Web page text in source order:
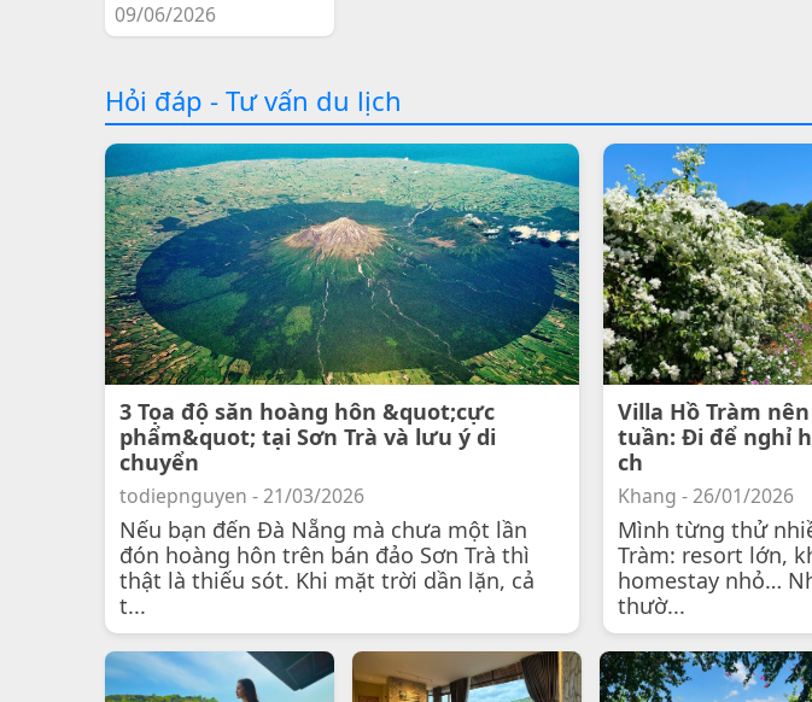
09/06/2026
Hỏi đáp - Tư vấn du lịch
3 Tọa độ săn hoàng hôn &quot;cực
phẩm&quot; tại Sơn Trà và lưu ý di
chuyển
todiepnguyen - 21/03/2026
Nếu bạn đến Đà Nẵng mà chưa một lần
đón hoàng hôn trên bán đảo Sơn Trà thì
thật là thiếu sót. Khi mặt trời dần lặn, cả
t...
Villa Hồ Tràm
tuần: Đi để nghỉ
ch
Khang - 26/01/2026
Mình từng thử
Tràm: resort lớn,
homestay nhỏ…
thườ...